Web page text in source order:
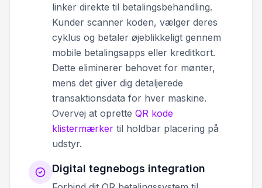
linker direkte til betalingsbehandling.
Kunder scanner koden, vælger deres
cyklus og betaler øjeblikkeligt gennem
mobile betalingsapps eller kreditkort.
Dette eliminerer behovet for mønter,
mens det giver dig detaljerede
transaktionsdata for hver maskine.
Overvej at oprette QR kode
klistermærker til holdbar placering på
udstyr.
Digital tegnebogs integration